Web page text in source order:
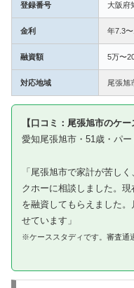
登録番号 大阪府
金利 年7.3
融資額 5万〜
対応地域 尾張旭
【口コミ：尾張旭市のケー
愛知尾張旭市・51歳・パー
「尾張旭市で家計が苦し
クホーに相談しました。
を融資してもらえました
せています」
※ケーススタディです。審査通